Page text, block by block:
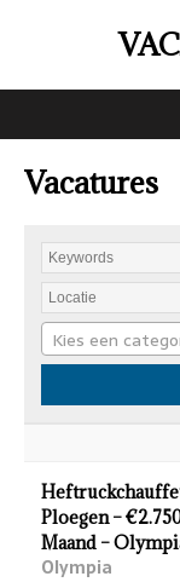
Vacatures
Kies een
Ploegen –
Maand –
Olympia